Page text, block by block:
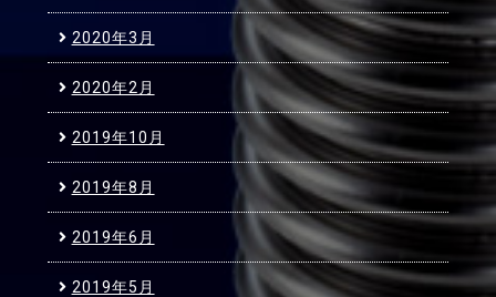
2020年3月
2020年2月
2019年10月
2019年8月
2019年6月
2019年5月